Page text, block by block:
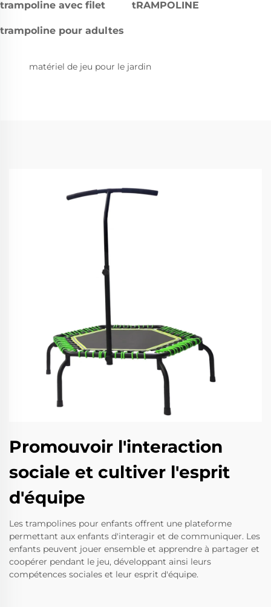
trampoline avec filet tRAMPOLINE
trampoline pour adultes
matériel de jeu pour le jardin
Promouvoir l'interaction
sociale et cultiver l'esprit
d'équipe
Les trampolines pour enfants offrent une plateforme
permettant aux enfants d'interagir et de communiquer. Les
enfants peuvent jouer ensemble et apprendre à partager et
coopérer pendant le jeu, développant ainsi leurs
compétences sociales et leur esprit d'équipe.